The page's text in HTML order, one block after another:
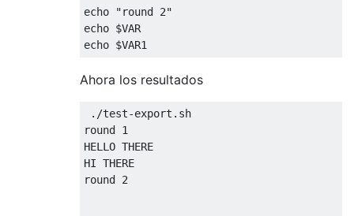
echo
"round 2"
echo $VAR
echo $VAR1
Ahora los resultados
./test-export . sh
round 1
HELLO THERE
HI THERE
round 2